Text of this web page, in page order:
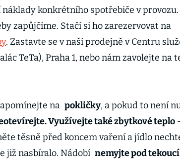
konkrétního spotřebiče v provozu.
zapůjčíme. Stačí si ho zarezervovat na
. Zastavte se v naší prodejně v Centru
TeTa), Praha 1, nebo nám zavolejte na
na pokličky, a pokud to není
Využívejte také zbytkové teplo
těsně před koncem vaření a jídlo
již nasbíralo. Nádobí nemyjte pod tekoucí